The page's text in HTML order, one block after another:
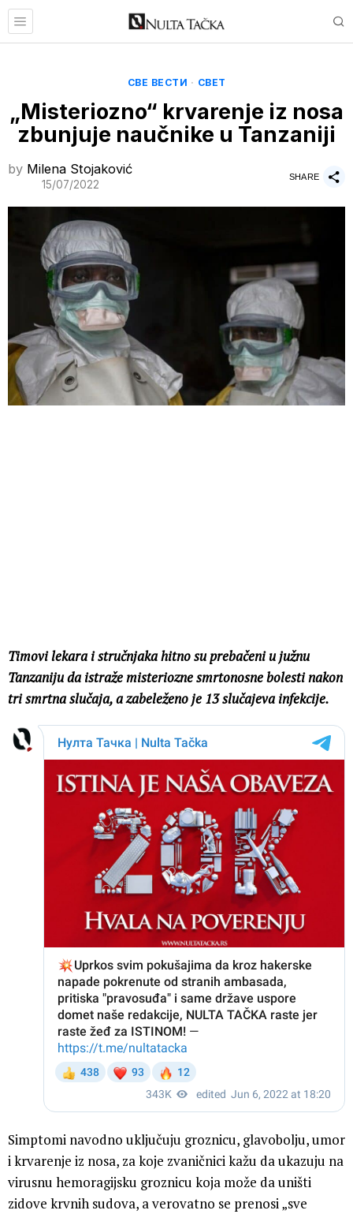
СВЕ ВЕСТИ · СВЕТ
„Misteriozno“ krvarenje iz nosa
zbunjuje naučnike u Tanzaniji
by Milena Stojaković
15/07/2022
SHARE
Timovi lekara i stručnjaka hitno su prebačeni u južnu
Tanzaniju da istraže misteriozne smrtonosne bolesti nakon
tri smrtna slučaja, a zabeleženo je 13 slučajeva infekcije.
Simptomi navodno uključuju groznicu, glavobolju, umor
i krvarenje iz nosa, za koje zvaničnici kažu da ukazuju na
virusnu hemoragijsku groznicu koja može da uništi
zidove krvnih sudova, a verovatno se prenosi „sve